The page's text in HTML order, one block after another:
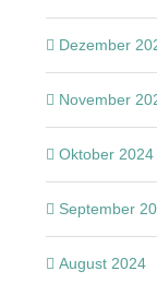
Dezember
November
Oktober 2024
September
August 2024